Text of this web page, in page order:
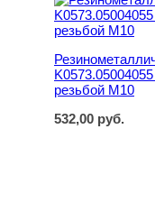
резьбой M10
532,00 руб.